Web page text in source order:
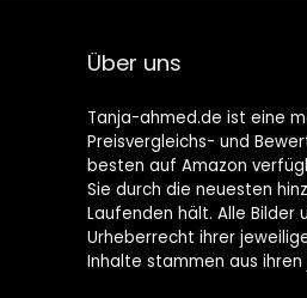
Über uns
Tanja-ahmed.de ist eine
Preisvergleichs- und
besten auf Amazon
Sie durch die neuesten
Laufenden hält. Alle Bilder
Urheberrecht ihrer
Inhalte stammen aus ihren